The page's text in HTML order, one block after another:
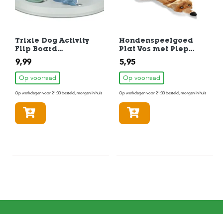
Trixie Dog Activity
Flip Board
Hondenspeelgoed 23
cm
9,99
Op voorraad
Op werkdagen voor 21:00 besteld, morgen in huis
Hondenspeelgoed
Plat Vos met Piep
35cm Bruin
5,95
Op voorraad
Op werkdagen voor 21:00 besteld, morgen in huis